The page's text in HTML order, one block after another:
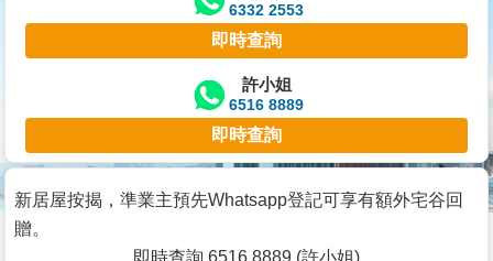
業
主
宅
谷
按
6332 2553
即時查詢
許小姐
6516 8889
即時查詢
新居屋按揭，準業主預先Whatsapp登記可享有額外宅谷回
贈。
即時查詢 6516 8889 (許小姐)